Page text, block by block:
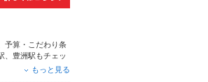
予算・こだわり条
豊洲駅 もチェッ
理など、お店の最
もっと見る